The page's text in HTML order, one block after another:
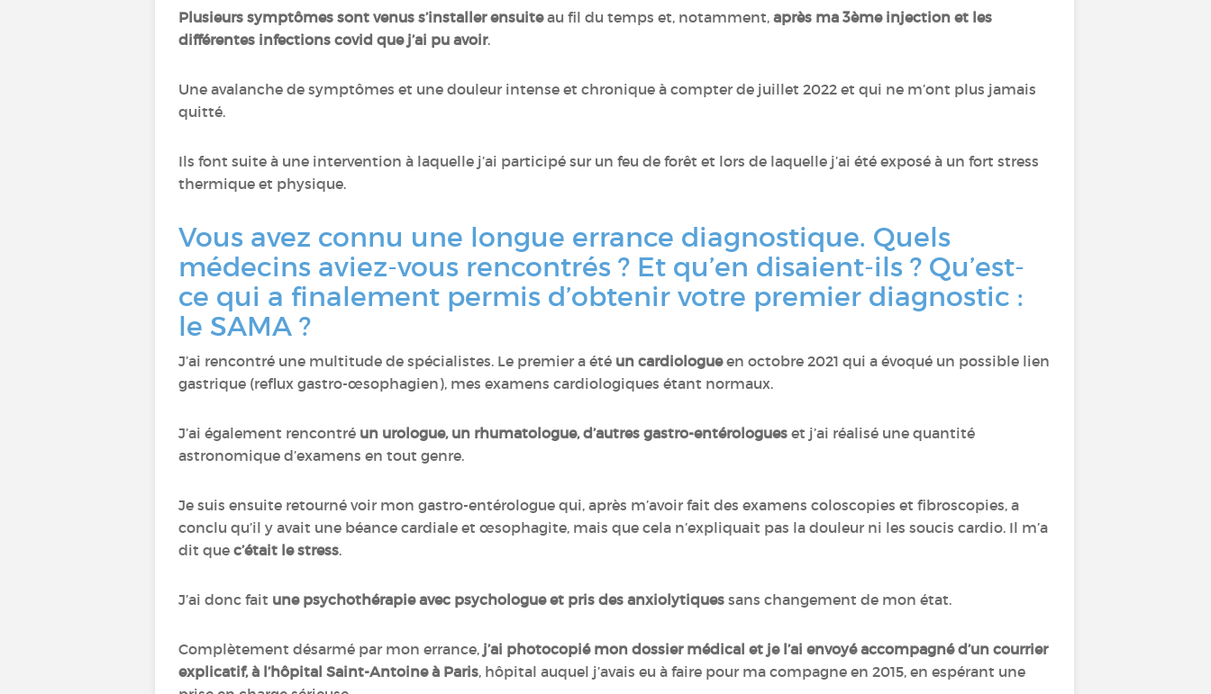
Plusieurs symptômes sont venus s’installer ensuiteau fil du temps et, notamment, après ma 3ème injection et les
différentes infections covid que j’ai pu avoir.
Une avalanche de symptômes et une douleur intense et chronique à compter de juillet 2022 et qui ne m’ont plus jamais
quitté.
Ils font suite à une intervention à laquelle j’ai participé sur un feu de forêt et lors de laquelle j’ai été exposé à un fort stress
thermique et physique.
Vous avez connu une longue errance diagnostique. Quels
médecins aviez-vous rencontrés ? Et qu’en disaient-ils ? Qu’est-
ce qui a finalement permis d’obtenir votre premier diagnostic :
le SAMA ?
J’ai rencontré une multitude de spécialistes. Le premier a été un cardiologueen octobre 2021 qui a évoqué un possible lien
gastrique (reflux gastro-œsophagien), mes examens cardiologiques étant normaux.
J’ai également rencontré un urologue, un rhumatologue, d’autres gastro-entérologues et j’ai réalisé une quantité
astronomique d’examens en tout genre.
Je suis ensuite retourné voir mon gastro-entérologue qui, après m’avoir fait des examens coloscopies et fibroscopies, a
conclu qu’il y avait une béance cardiale et œsophagite, mais que cela n’expliquait pas la douleur ni les soucis cardio. Il m’a
dit que c’était le stress.
J’ai donc fait une psychothérapie avec psychologue et pris des anxiolytiques sans changement de mon état.
Complètement désarmé par mon errance, j’ai photocopié mon dossier médical et je l’ai envoyé accompagné d’un courrier
explicatif, à l’hôpital Saint-Antoine à Paris, hôpital auquel j’avais eu à faire pour ma compagne en 2015, en espérant une